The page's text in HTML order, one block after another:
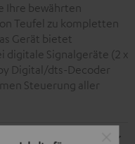
Ihre bewährten
Teufel zu kompletten
Gerät bietet
digitale Signalgeräte (2 x
Digital/dts-Decoder
Steuerung aller